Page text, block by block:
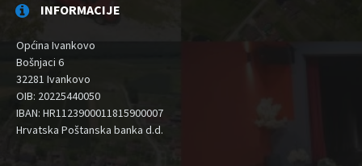
INFORMACIJE
Općina Ivankovo
Bošnjaci 6
32281 Ivankovo
OIB: 20225440050
IBAN: HR1123900011815900007
Hrvatska Poštanska banka d.d.